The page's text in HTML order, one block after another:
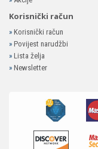
Korisnički račun
» Korisnički račun
» Povijest narudžbi
» Lista želja
» Newsletter